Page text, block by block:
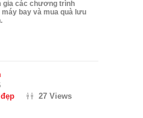
gia các chương trình
bay và mua quà lưu
27 Views